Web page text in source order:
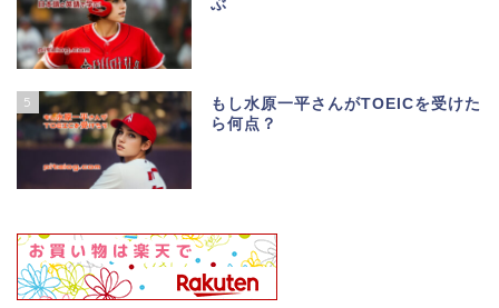
ぶ
5
もし水原一平さんがTOEICを受けた
ら何点？